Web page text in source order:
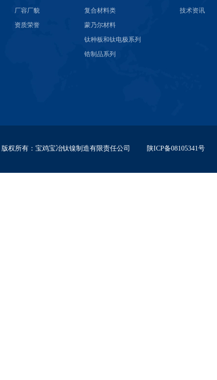
厂容厂貌
资质荣誉
复合材料类
蒙乃尔材料
钛种板和钛电极系列
锆制品系列
技术资讯
版权所有： 宝鸡宝冶钛镍制造有限责任公司 陕ICP备08105341号